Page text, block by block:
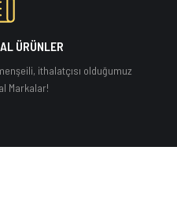
ÜRÜNLER
ithalatçısı olduğumuz
Markalar!